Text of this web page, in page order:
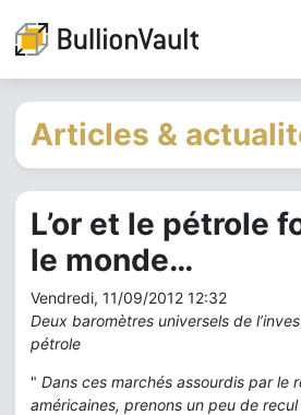
Articles &
L’or et le pétrole
le monde…
Vendredi, 11/09/2012 12:32
Deux baromètres universels de
pétrole
" Dans ces marchés assourdis par le
américaines, prenons un peu de